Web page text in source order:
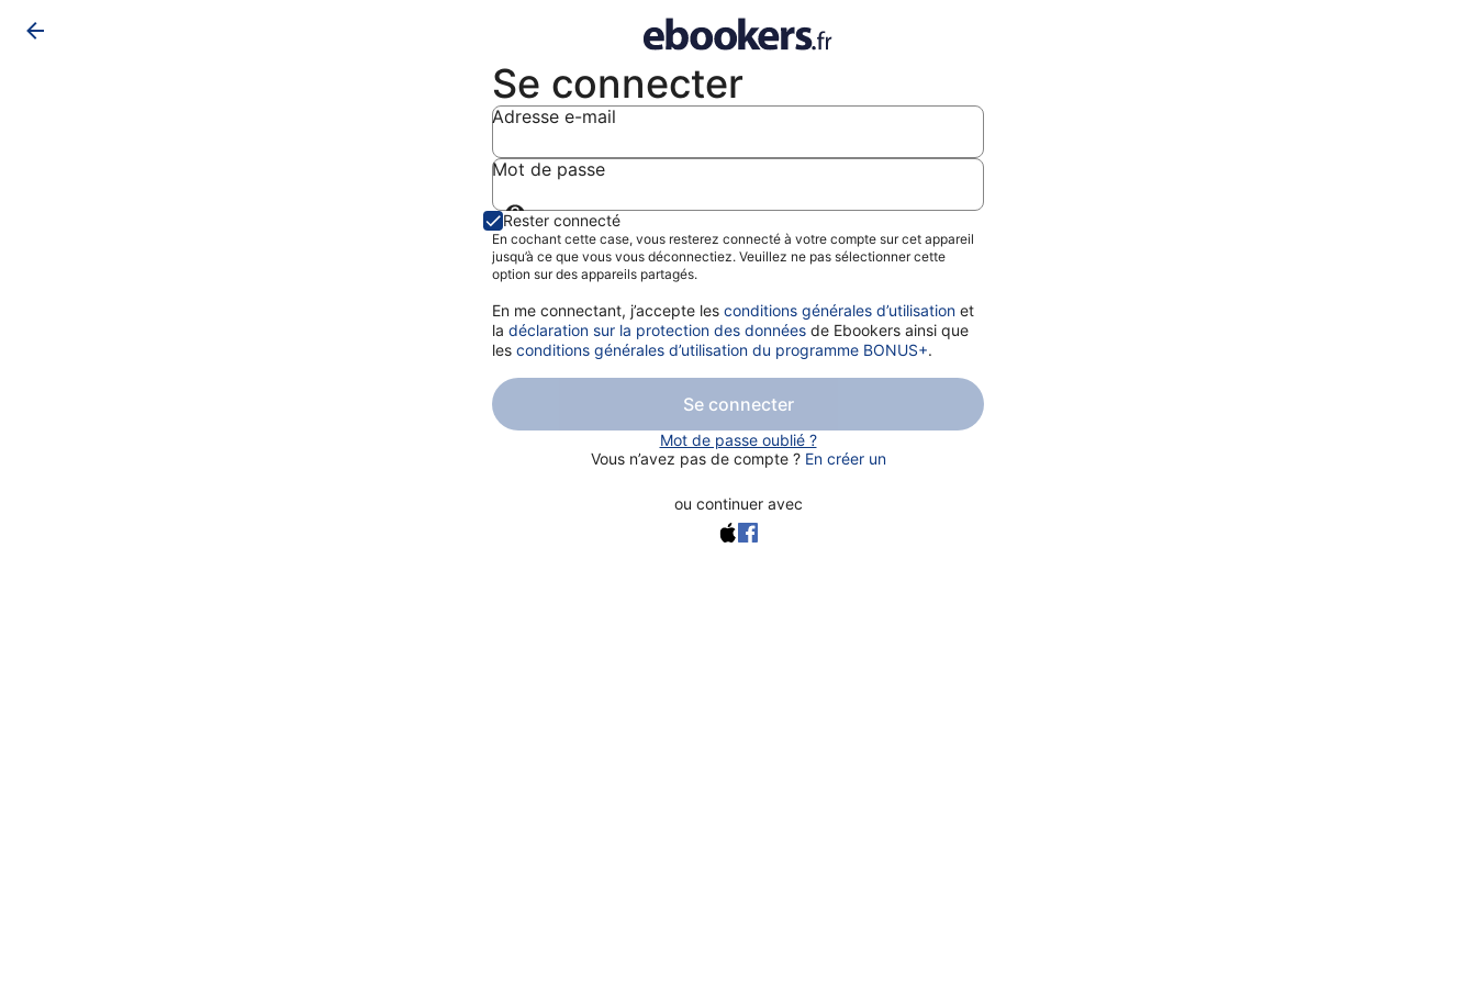
Se connecter
Adresse e-mail
Mot de passe
Afficher
le
mot
de
Rester connecté
En cochant cette case, vous resterez connecté à votre compte sur cet appareil
jusqu’à ce que vous vous déconnectiez. Veuillez ne pas sélectionner cette
option sur des appareils partagés.
En me connectant, j’accepte les conditions générales d’utilisation et
la déclaration sur la protection des données de Ebookers ainsi que
les conditions générales d’utilisation du programme BONUS+.
Se connecter
Mot de passe oublié ?
Vous n’avez pas de compte ? En créer un
ou continuer avec